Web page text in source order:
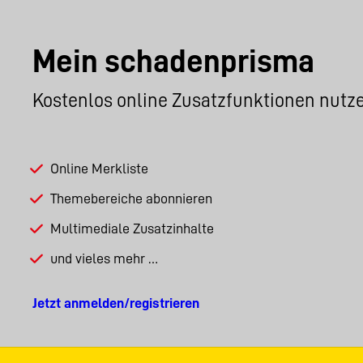
Mein schadenprisma
Kostenlos online Zusatzfunktionen
Online Merkliste
Themebereiche abonnieren
Multimediale Zusatzinhalte
und vieles mehr …
Jetzt anmelden/registrieren